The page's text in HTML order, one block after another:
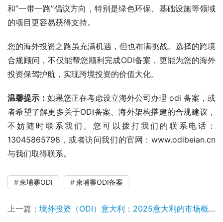
和”一带一路”倡议方向，特别是绿色环保、基础设施等领域
的项目更容易获得支持。
您的海外投资之路虽充满机遇，但也布满挑战。选择的跨境
合规顾问，不仅能帮您顺利完成ODI备案，更能为您的海外
投资保驾护航，实现跨境投资的价值大化。
温馨提示： 如果您正在考虑设立海外公司办理 odi 备案，或
者希望了解更多关于ODI备案、海外架构搭建的合规建议，
不妨随时联系我们。您可以拨打我们的联系电话：
13045865798，或者访问我们的官网：www.odibeian.cn
与我们取得联系。
柬埔寨ODI 柬埔寨ODI备案
上一篇： 境外投资（ODI）意大利：2025意大利的市场概况